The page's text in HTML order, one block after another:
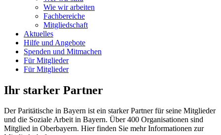
Wie wir arbeiten
Fachbereiche
Mitgliedschaft
Aktuelles
Hilfe und Angebote
Spenden und Mitmachen
Für Mitglieder
Für Mitglieder
Ihr starker Partner
Der Paritätische in Bayern ist ein starker Partner für seine Mitglieder
und die Soziale Arbeit in Bayern. Über 400 Organisationen sind
Mitglied in Oberbayern. Hier finden Sie mehr Informationen zur